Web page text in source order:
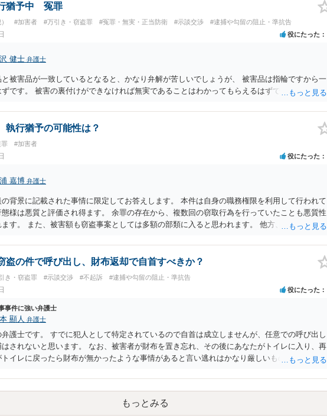
猶予中 冤罪
#加害者 #万引き・窃盗罪 #冤罪・無実・正当防衛 #示談交渉 #逮捕や勾留の阻止・準抗告
役にたった
健士 弁護士
被害品が一致しているとなると、かなり弁解が苦しいでしょうが、 被害品は指輪ですから一
です。 被害の裏付けができなければ無実であることはわかってもらえるはずです。
執行猶予の可能性は？
#加害者
役にたった
嘉博 弁護士
の背景に記載された事情に限定してお答えします。 本件は自身の職務権限を利用して行われて
態様は悪質と評価され得ます。 余罪の存在から、複数回の窃取行為を行っていたことも悪質性
す。 また、被害額も窃盗事案としては多額の部類に入ると思われます。 他方、余罪を含め
も、規範意識が鈍磨しきっているとまでは言えず、有利な点です。 その他、家族の監督等の
切に提出することで、私見ですが、執行猶予判決を視野に入れることが可能な事案と思われ
盗の件で呼び出し、財布返却で自首すべきか？
き・窃盗罪 #示談交渉 #不起訴 #逮捕や勾留の阻止・準抗告
役にたった
事件に強い弁護士
顯人 弁護士
弁護士です。 すでに犯人として特定されているので自首は成立しませんが、任意での呼び出し
はされないと思います。 なお、被害者が財布を置き忘れ、その後にあなたがトイレに入り、再
イレに戻ったら財布が無かったような事情があると言い逃れはかなり厳しいものと思いま
もっとみる